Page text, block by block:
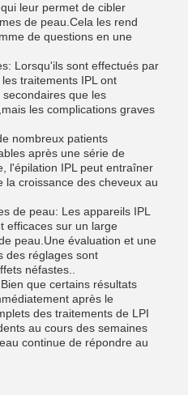
leur permet de cibler
de peau.Cela les rend
de questions en une
Lorsqu'ils sont effectués par
traitements IPL ont
que les
les complications graves
nombreux patients
après une série de
l'épilation IPL peut entraîner
la croissance des cheveux au
de peau: Les appareils IPL
efficaces sur un large
peau.Une évaluation et une
des réglages sont
néfastes..
que certains résultats
après le
des traitements de LPI
au cours des semaines
continue de répondre au